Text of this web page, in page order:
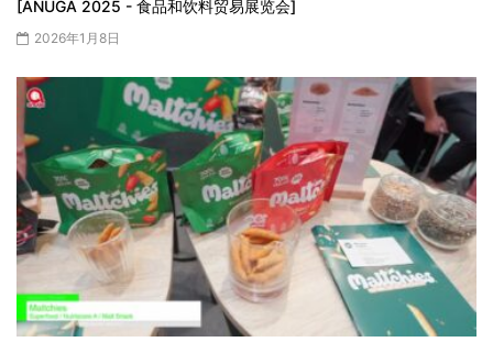
[ANUGA 2025 - 食品和饮料贸易展览会]
2026年1月8日